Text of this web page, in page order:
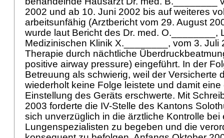
2002 und ab 10. Juni 2002 bis auf weiteres
arbeitsunfähig (Arztbericht vom 29. August
wurde laut Bericht des Dr. med. O.________,
Medizinischen Klinik X.________, vom 3. Juli
Therapie durch nächtliche
positive airway pressure) eingeführt. In der
Betreuung als schwierig, weil der Versicherte
wiederholt keine Folge leistete und damit
Einstellung des Geräts erschwerte. Mit
2003 forderte die IV-Stelle des Kantons
sich unverzüglich in die ärztliche Kontrolle bei
Lungenspezialisten zu begeben und die